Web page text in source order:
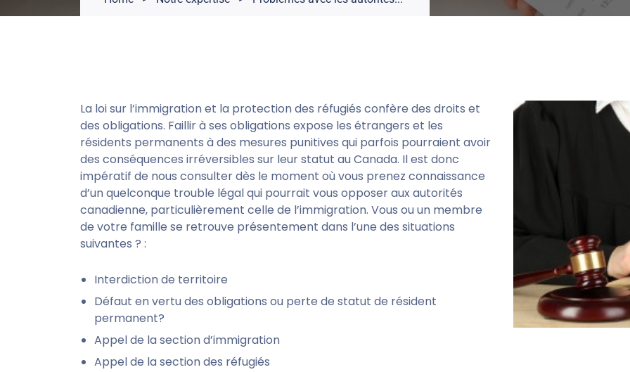
La loi sur l’immigration et la protection des réfugiés confère des droits et
des obligations. Faillir à ses obligations expose les étrangers et les
résidents permanents à des mesures punitives qui parfois pourraient avoir
des conséquences irréversibles sur leur statut au Canada. Il est donc
impératif de nous consulter dès le moment où vous prenez connaissance
d’un quelconque trouble légal qui pourrait vous opposer aux autorités
canadienne, particulièrement celle de l’immigration. Vous ou un membre
de votre famille se retrouve présentement dans l’une des situations
suivantes ? :
Interdiction de territoire
Défaut en vertu des obligations ou perte de statut de résident
permanent?
Appel de la section d’immigration
Appel de la section des réfugiés